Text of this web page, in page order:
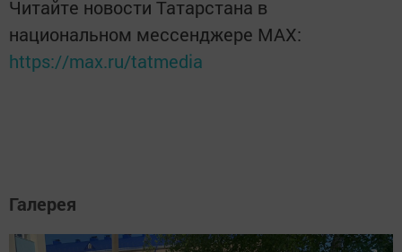
Читайте новости Татарстана в
национальном мессенджере MАХ:
https://max.ru/tatmedia
Галерея